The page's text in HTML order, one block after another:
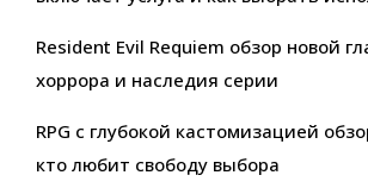
Resident Evil Requiem обзор новой
хоррора и наследия серии
RPG с глубокой кастомизацией
кто любит свободу выбора